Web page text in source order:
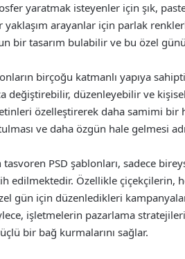
yaratmak isteyenler için şık,
yaklaşım arayanlar için parlak
bir tasarım bulabilir ve bu özel
birçoğu katmanlı yapıya
değiştirebilir, düzenleyebilir ve
özelleştirerek daha samimi bir
ve daha özgün hale gelmesi
PSD şablonları, sadece
edilmektedir. Özellikle çiçekçilerin,
gün için düzenledikleri
işletmelerin pazarlama
bir bağ kurmalarını sağlar.